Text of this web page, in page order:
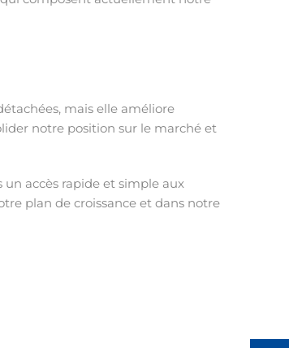
mais elle améliore
notre position sur le marché et
accès rapide et simple aux
plan de croissance et dans notre